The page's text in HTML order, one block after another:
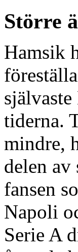
Större
Hamsik
tiderna.
mindre,
delen
fansen
Napoli
Serie A